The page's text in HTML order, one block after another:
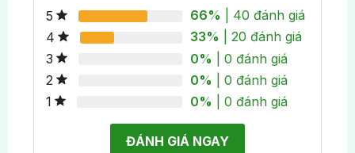
visa là rất cao.
Tour Châu Âu trọn gói 9N8Đ cần chuẩn bị trang
phục gì cho ấm?
Mùa đông Châu Âu (Đức, Thụy Sĩ, Pháp…) nhiệt
độ thường từ -5 đến 10 độ C. Quý khách nhất định
phải mang áo giữ nhiệt (heattech), áo phao lông vũ
5 66%
| 40 đánh giá
4
33%
| 20 đánh giá
3
0%
| 0 đánh giá
2
0%
| 0 đánh giá
1
0% | 0 đánh giá
ĐÁNH GIÁ NGAY